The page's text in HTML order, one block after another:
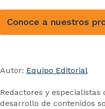
Conoce a nuestros
Autor: Equipo Editorial
Redactores y
desarrollo de contenidos